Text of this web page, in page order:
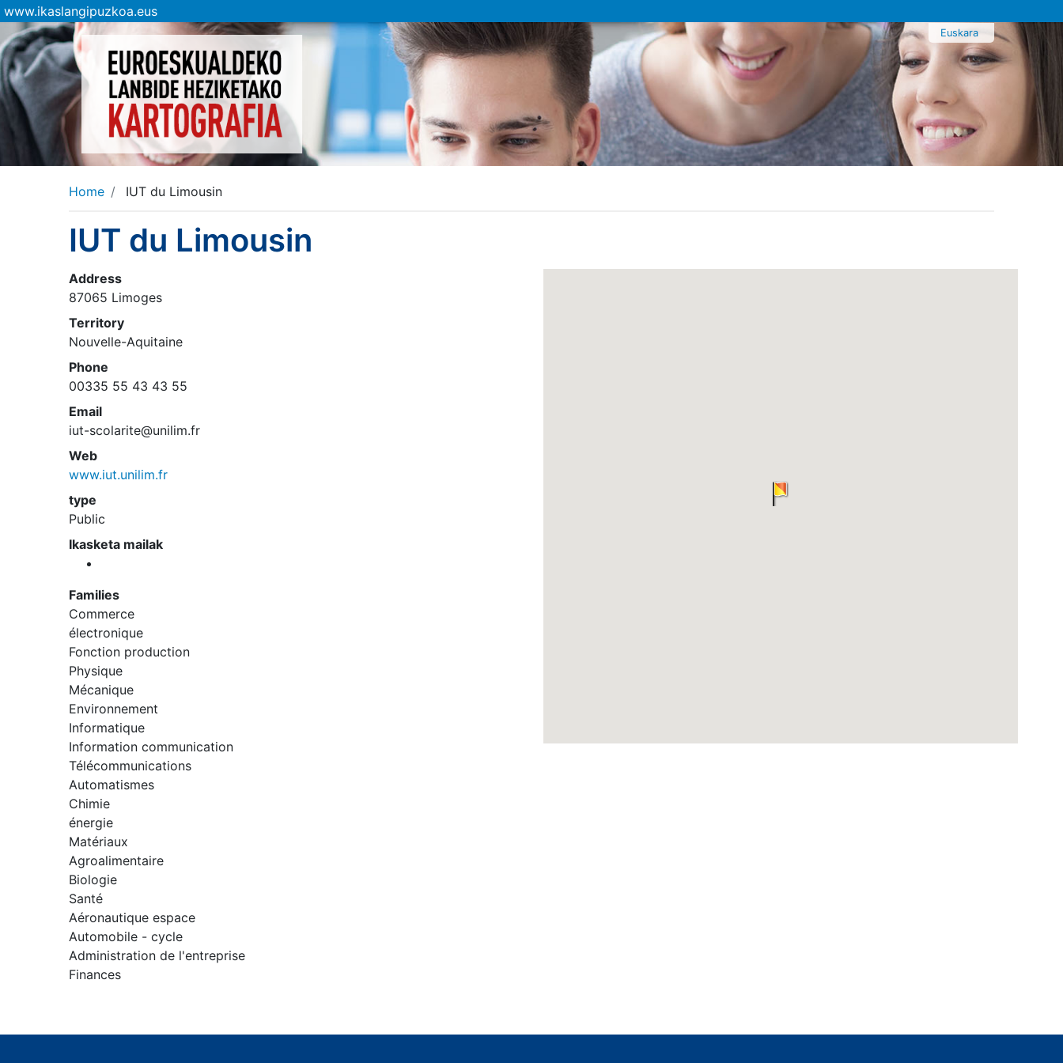
www.ikaslangipuzkoa.eus
Euskara
Home IUT du Limousin
IUT du Limousin
Address
87065 Limoges
Territory
Nouvelle-Aquitaine
Phone
00335 55 43 43 55
Email
iut-scolarite@unilim.fr
Web
www.iut.unilim.fr
type
Public
Ikasketa mailak
Families
Commerce
électronique
Fonction production
Physique
Mécanique
Environnement
Informatique
Information communication
Télécommunications
Automatismes
Chimie
énergie
Matériaux
Agroalimentaire
Biologie
Santé
Aéronautique espace
Automobile - cycle
Administration de l'entreprise
Finances